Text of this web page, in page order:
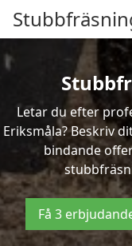
Letar du efter
Eriksmåla? Beskriv
bindande
Få 3